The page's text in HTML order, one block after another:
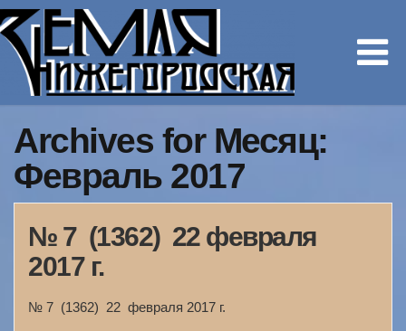
Archives for Месяц:
Февраль 2017
№ 7 (1362) 22 февраля
2017 г.
№ 7 (1362) 22 февраля 2017 г.